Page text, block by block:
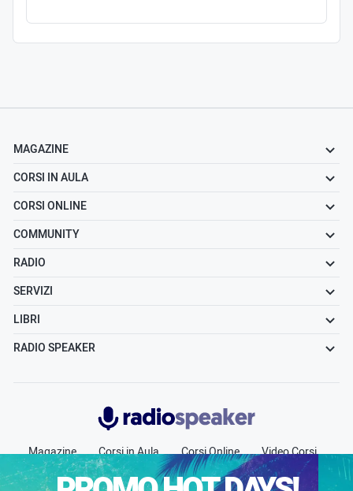
MAGAZINE
CORSI IN AULA
CORSI ONLINE
COMMUNITY
RADIO
SERVIZI
LIBRI
RADIO SPEAKER
Radiospeaker.it
Magazine Corsi in Aula Corsi Online
Video Corsi
Community
Radio Jobs Chi siamo
Contatti